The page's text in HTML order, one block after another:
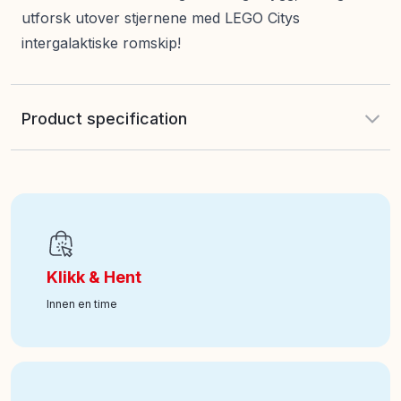
utforsk utover stjernene med LEGO Citys
intergalaktiske romskip!
Product specification
5702017588094
Alder fra: 6
Klikk & Hent
Innen en time